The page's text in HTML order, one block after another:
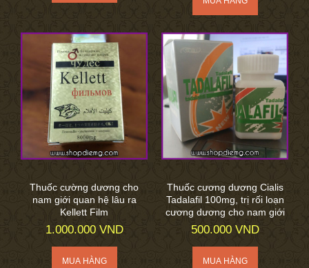
Thuốc cường dương cho
nam giới quan hệ lâu ra
Kellett Film
1.000.000 VND
Thuốc cương dương Cialis
Tadalafil 100mg, trị rối loạn
cương dương cho nam giới
500.000 VND